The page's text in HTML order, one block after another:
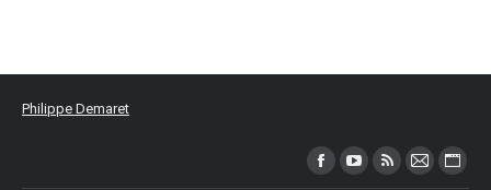
Philippe Demaret
Facebook
YouTubeRSS Mail Site